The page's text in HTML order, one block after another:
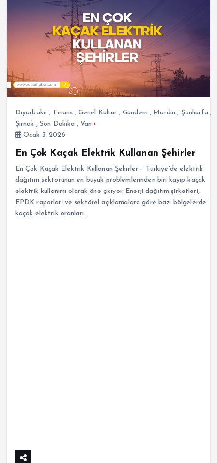
Diyarbakır , Finans , Genel Kültür , Gündem , Mardin , Şanlıurfa ,
Şırnak , Son Dakika , Van
Ocak 3, 2026
En Çok Kaçak Elektrik Kullanan Şehirler
En Çok Kaçak Elektrik Kullanan Şehirler – Türkiye’de elektrik
dağıtım sektörünün en büyük problemlerinden biri kayıp-kaçak
elektrik kullanımı olarak öne çıkıyor. Enerji dağıtım şirketleri,
EPDK raporları ve sektörel açıklamalara göre bazı bölgelerde
kaçak elektrik oranları…